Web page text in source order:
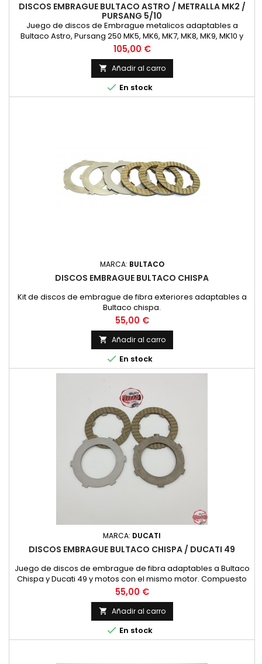
DISCOS EMBRAGUE BULTACO ASTRO / METRALLA MK2 /
PURSANG 5/10
Juego de discos de Embrague metalicos adaptables a
Bultaco Astro, Pursang 250 MK5, MK6, MK7, MK8, MK9, MK10 y
metralla MK2, con almenas interiores semicirculares, Con 6
discos con almenas exteriores y 7 discos con almentas
interiores
Precio
105,00 €
 Añadir al carro
 En stock
MARCA: BULTACO
DISCOS EMBRAGUE BULTACO CHISPA
Kit de discos de embrague de fibra exteriores adaptables a
Bultaco chispa.
Precio
55,00 €
 Añadir al carro
 En stock
MARCA: DUCATI
DISCOS EMBRAGUE BULTACO CHISPA / DUCATI 49
Juego de discos de embrague de fibra adaptables a Bultaco
Chispa y Ducati 49 y motos con el mismo motor. Compuesto
de 2 discos con almenas interiores y fibra en ambas caras, 1
disco con almenas exteriores y fibra en una cara, 1 disco con
almenas exteriores metalico.
Precio
55,00 €
 Añadir al carro
 En stock